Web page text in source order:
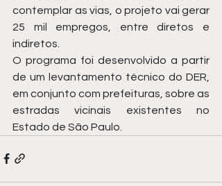
contemplar as vias, o projeto vai gerar
25 mil empregos, entre diretos e
indiretos.
O programa foi desenvolvido a partir
de um levantamento técnico do DER,
em conjunto com prefeituras, sobre as
estradas vicinais existentes no
Estado de São Paulo.